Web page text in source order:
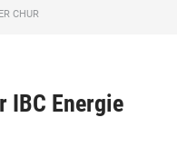
CHUR
IBC Energie